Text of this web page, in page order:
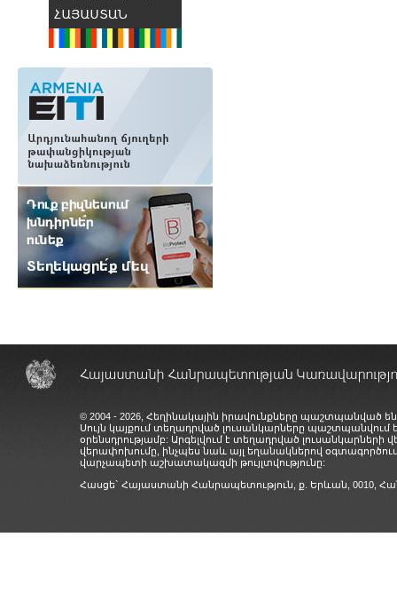
© 2004 - 2026, Հեղինակային իրավունքները պաշտպանված
Սույն կայքում տեղադրված լուսանկարները
օրենսդրությամբ: Արգելվում է տեղադրված
վերափոխումը, ինչպես նաև այլ եղանակներով
վարչապետի աշխատակազմի թույլտվությունը:
Հասցե` Հայաստանի Հանրապետություն, ք. Երևան, 0010,